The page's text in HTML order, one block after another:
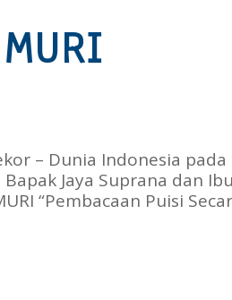
– Dunia Indonesia
Jaya Suprana dan
“Pembacaan Puisi